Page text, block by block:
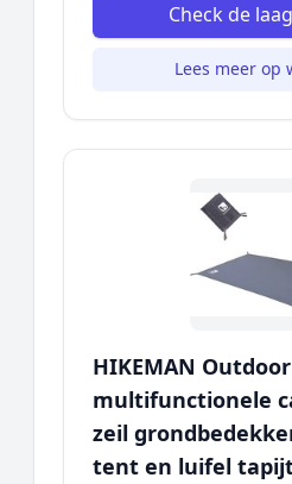
Check de
Lees meer op
HIKEMAN
multifunctionele
zeil
tent en luifel